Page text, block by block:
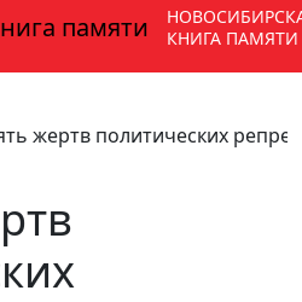
КНИГА ПАМЯТИ
жертв политических